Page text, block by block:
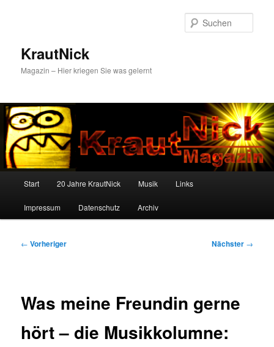
KrautNick
Magazin – Hier kriegen Sie was gelernt
Start 20 Jahre KrautNick Musik Links
Impressum Datenschutz Archiv
Beitragsnavigation
← Vorheriger Nächster →
Was meine Freundin gerne
hört – die Musikkolumne: